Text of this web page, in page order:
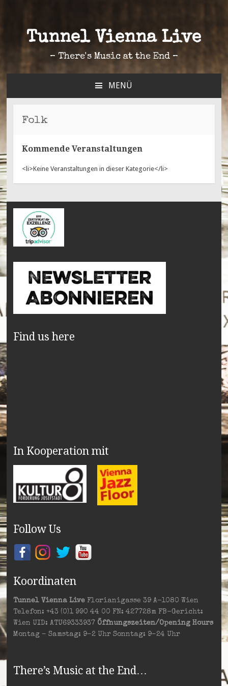
Tunnel Vienna Live
– There's Music at the End –
MENÜ
SPRINGEN
Folk
Kommende Veranstaltungen
<li>Keine Veranstaltungen in dieser Kategorie</li>
Find us here
In Kooperation mit
Follow Us
Koordinaten
Tunnel Vienna LiveFlorianigasse 39 A-1080 Wien
Telefon: +43 (0)1 990 44 00 FN: 427728m FB-Gericht:
Wien UID: ATU69333937 Öffnungszeiten/Opening Hours
Montag – Samstag: 9–2 Uhr Sonntag: 9–24 Uhr
There’s Music at the End…